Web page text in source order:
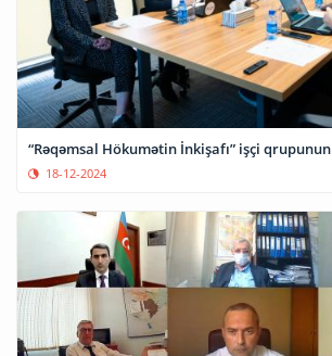
“Rəqəmsal Hökumətin İnkişafı” işçi
18-12-2024